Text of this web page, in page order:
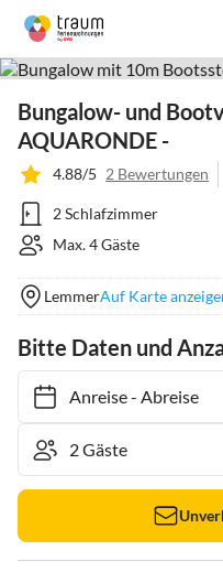
Bungalow- und
AQUARONDE -
4.88/5 2 Bewertungen
2 Schlafzimmer
Max. 4 Gäste
LemmerAuf Karte
Bitte Daten und
Anreise- Abreise